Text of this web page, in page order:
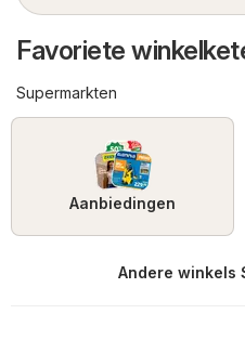
Favoriete
Supermarkten
Aanbiedingen
Andere winkels